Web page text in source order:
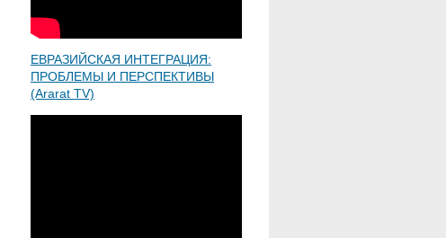
ЕВРАЗИЙСКАЯ ИНТЕГРАЦИЯ:
ПРОБЛЕМЫ И ПЕРСПЕКТИВЫ
(Ararat TV)